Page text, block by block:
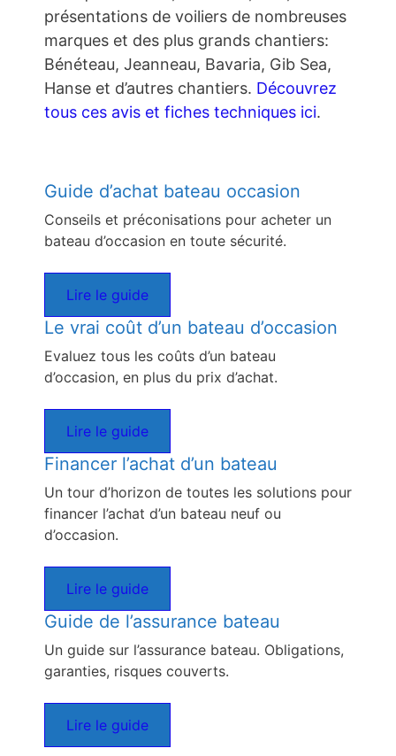
présentations de voiliers de nombreuses
marques et des plus grands chantiers:
Bénéteau, Jeanneau, Bavaria, Gib Sea,
Hanse et d’autres chantiers. Découvrez
tous ces avis et fiches techniques ici.
Guide d’achat bateau occasion
Conseils et préconisations pour acheter un
bateau d’occasion en toute sécurité.
Lire le guide
Le vrai coût d’un bateau d’occasion
Evaluez tous les coûts d’un bateau
d’occasion, en plus du prix d’achat.
Lire le guide
Financer l’achat d’un bateau
Un tour d’horizon de toutes les solutions pour
financer l’achat d’un bateau neuf ou
d’occasion.
Lire le guide
Guide de l’assurance bateau
Un guide sur l’assurance bateau. Obligations,
garanties, risques couverts.
Lire le guide